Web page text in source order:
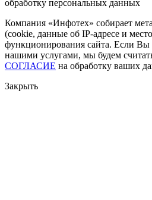
обработку персональных данных
Компания «Инфотех» собирает
(cookie, данные об IP-адресе и
функционирования сайта. Если Вы
нашими услугами, мы будем
СОГЛАСИЕ на обработку ваших
Закрыть